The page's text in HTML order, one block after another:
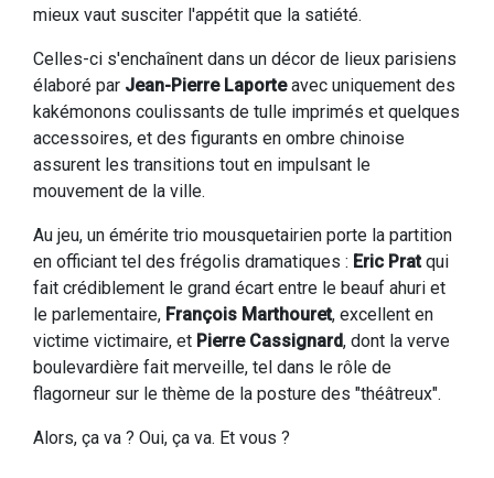
mieux vaut susciter l'appétit que la satiété.
Celles-ci s'enchaînent dans un décor de lieux parisiens
élaboré par Jean-Pierre Laporteavec uniquement des
kakémonons coulissants de tulle imprimés et quelques
accessoires, et des figurants en ombre chinoise
assurent les transitions tout en impulsant le
mouvement de la ville.
Au jeu, un émérite trio mousquetairien porte la partition
en officiant tel des frégolis dramatiques : Eric Pratqui
fait crédiblement le grand écart entre le beauf ahuri et
le parlementaire, François Marthouret, excellent en
victime victimaire, et Pierre Cassignard, dont la verve
boulevardière fait merveille, tel dans le rôle de
flagorneur sur le thème de la posture des "théâtreux".
Alors, ça va ? Oui, ça va. Et vous ?